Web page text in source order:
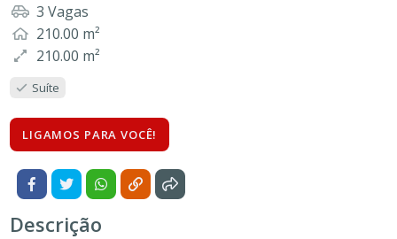
3 Vagas
210.00 m²
210.00 m²
Suíte
LIGAMOS PARA VOCÊ!
Descrição